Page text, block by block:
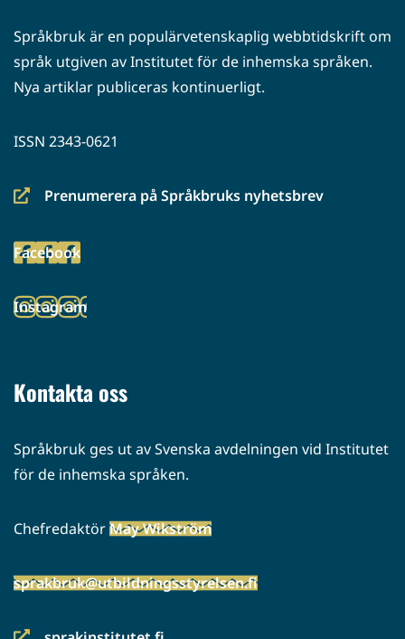
Språkbruk är en populärvetenskaplig webbtidskrift om
språk utgiven av Institutet för de inhemska språken.
Nya artiklar publiceras kontinuerligt.
ISSN 2343-0621
Prenumerera på Språkbruks nyhetsbrev
(siirryt
palveluun)
Facebook
(siirryt
palveluun)
Instagram
(siirryt
Kontakta oss
Språkbruk ges ut av Svenska avdelningen vid Institutet
för de inhemska språken.
ChefredaktörMay Wikström
sprakbruk@utbildningsstyrelsen.fi